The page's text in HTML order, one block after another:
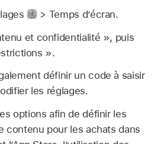
> Temps d’écran.
et confidentialité », puis
».
définir un code à saisir
les réglages.
options afin de définir les
contenu pour les achats dans